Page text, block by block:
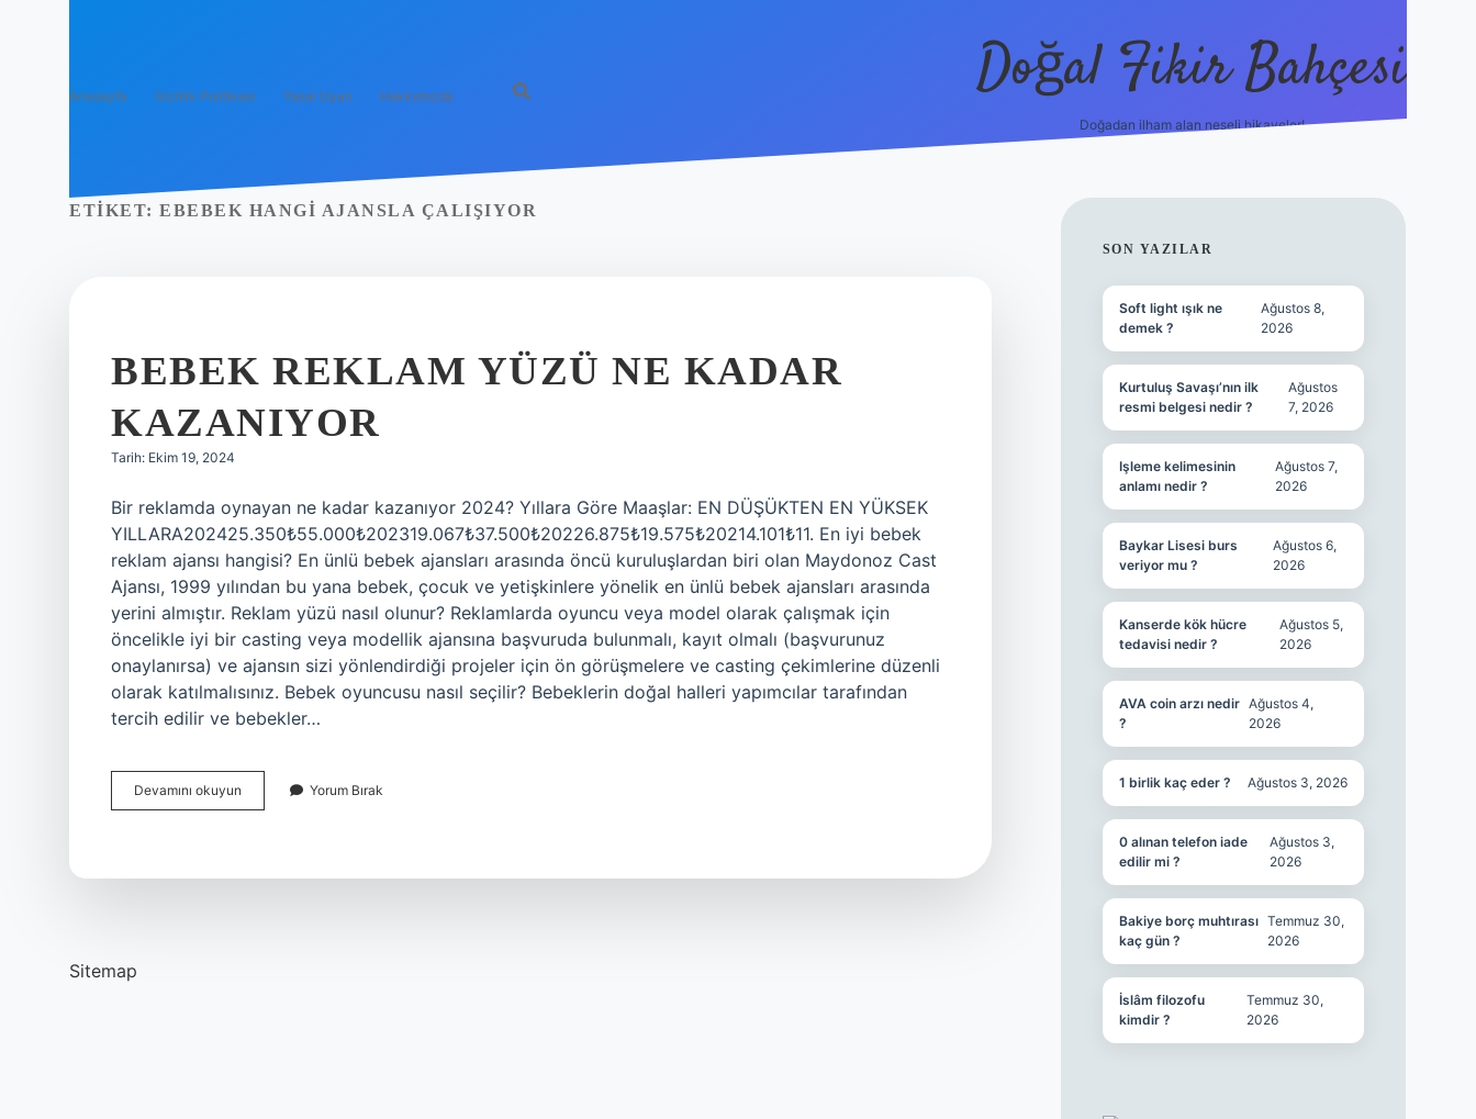
Anasayfa Gizlilik Politikası Yasal Uyarı Hakkımızda Doğal Fikir Bahçesi
Doğadan ilham alan neşeli hikayeler!
ETIKET: EBEBEK HANGI AJANSLA ÇALIŞIYOR
BEBEK REKLAM YÜZÜ NE KADAR
KAZANIYOR
Tarih: Ekim 19, 2024
Bir reklamda oynayan ne kadar kazanıyor 2024? Yıllara Göre Maaşlar: EN DÜŞÜKTEN EN YÜKSEK
YILLARA202425.350₺55.000₺202319.067₺37.500₺20226.875₺19.575₺20214.101₺11. En iyi bebek
reklam ajansı hangisi? En ünlü bebek ajansları arasında öncü kuruluşlardan biri olan Maydonoz Cast
Ajansı, 1999 yılından bu yana bebek, çocuk ve yetişkinlere yönelik en ünlü bebek ajansları arasında
yerini almıştır. Reklam yüzü nasıl olunur? Reklamlarda oyuncu veya model olarak çalışmak için
öncelikle iyi bir casting veya modellik ajansına başvuruda bulunmalı, kayıt olmalı (başvurunuz
onaylanırsa) ve ajansın sizi yönlendirdiği projeler için ön görüşmelere ve casting çekimlerine düzenli
olarak katılmalısınız. Bebek oyuncusu nasıl seçilir? Bebeklerin doğal halleri yapımcılar tarafından
tercih edilir ve bebekler…
Devamını okuyun
Reklam
Yorum Bırak
Sitemap
SIDEBAR
SON YAZILAR
Soft light ışık ne
demek ?
Ağustos 8,
2026
Kurtuluş Savaşı’nın ilk
resmi belgesi nedir ?
Ağustos
7, 2026
Işleme kelimesinin
anlamı nedir ?
Ağustos 7,
2026
Baykar Lisesi burs
veriyor mu ?
Ağustos 6,
2026
Kanserde kök hücre
tedavisi nedir ?
Ağustos 5,
2026
AVA coin arzı nedir
?
Ağustos 4,
2026
1 birlik kaç eder ? Ağustos 3, 2026
0 alınan telefon iade
edilir mi ?
Ağustos 3,
2026
Bakiye borç muhtırası
kaç gün ?
Temmuz 30,
2026
İslâm filozofu
kimdir ?
Temmuz 30,
2026
grandoperabet